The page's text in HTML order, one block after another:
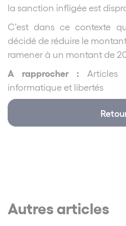
la sanction infligée est
C’est dans ce contexte
décidé de réduire le
ramener à un montant de
A rapprocher : Articles
informatique et libertés
Autres articles